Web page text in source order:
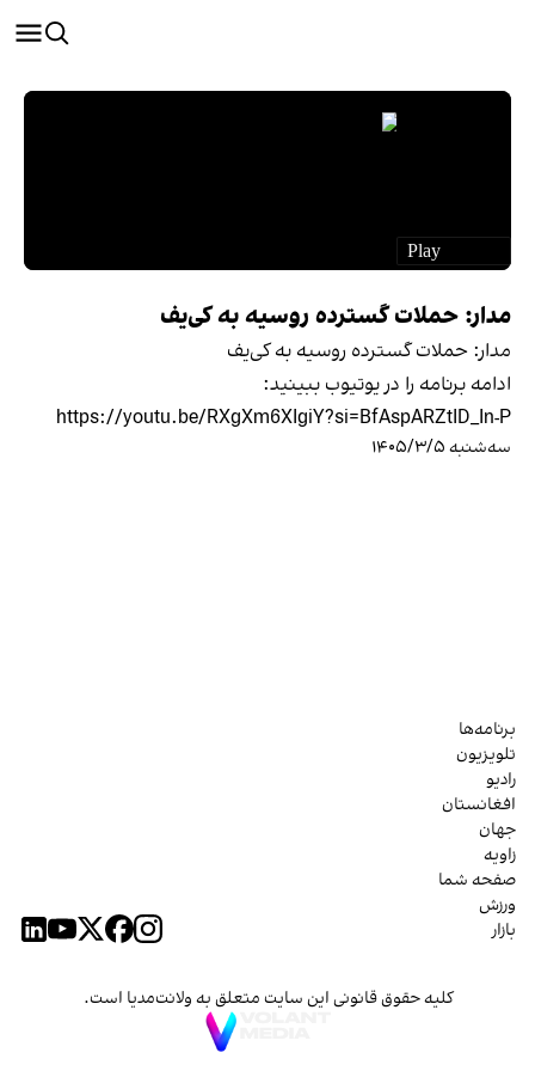
مدار: حملات گسترده روسیه به کی‌یف
مدار: حملات گسترده روسیه به کی‌یف
ادامه برنامه را در یوتیوب ببینید:
https://youtu.be/RXgXm6XIgiY?si=BfAspARZtID_In-P
سه‌شنبه ۱۴۰۵/۳/۵
برنامه‌ها
تلویزیون
رادیو
افغانستان
جهان
زاویه
صفحه شما
ورزش
بازار
کلیه حقوق قانونی این سایت متعلق به ولانت‌مدیا است.